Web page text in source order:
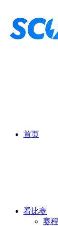
首页
看比赛
赛程